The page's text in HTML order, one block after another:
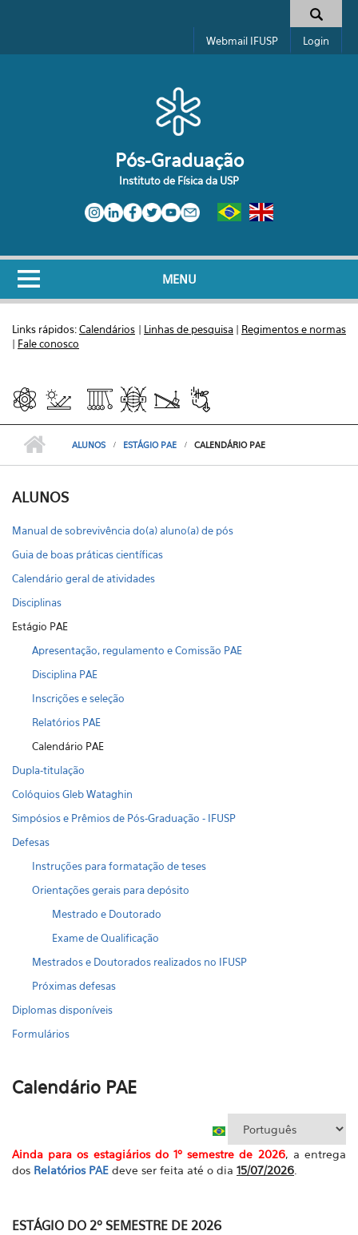
Formulário de busca
Webmail IFUSP Login
Pós-Graduação
Instituto de Física da USP
MENU
Links rápidos:Calendários | Linhas de pesquisa | Regimentos e normas
| Fale conosco
ALUNOS ESTÁGIO PAE CALENDÁRIO PAE
ALUNOS
Manual de sobrevivência do(a) aluno(a) de pós
Guia de boas práticas científicas
Calendário geral de atividades
Disciplinas
Estágio PAE
Apresentação, regulamento e Comissão PAE
Disciplina PAE
Inscrições e seleção
Relatórios PAE
Calendário PAE
Dupla-titulação
Colóquios Gleb Wataghin
Simpósios e Prêmios de Pós-Graduação - IFUSP
Defesas
Instruções para formatação de teses
Orientações gerais para depósito
Mestrado e Doutorado
Exame de Qualificação
Mestrados e Doutorados realizados no IFUSP
Próximas defesas
Diplomas disponíveis
Formulários
Calendário PAE
Ainda para os estagiários do 1º semestre de 2026, a entrega
dos Relatórios PAE deve ser feita até o dia 15/07/2026
ESTÁGIO DO 2º SEMESTRE DE 2026